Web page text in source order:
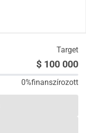
Target
$ 100 000
0%finanszírozott